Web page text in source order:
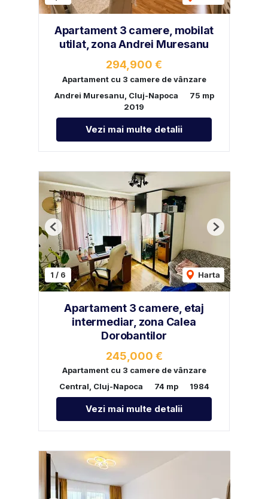
Apartament 3 camere, mobilat
utilat, zona Andrei Muresanu
294,900 €
Apartament cu 3 camere de vânzare
Andrei Muresanu, Cluj-Napoca
75 mp
2019
Vezi mai multe detalii
1 / 6 Harta
Previous Next
Apartament 3 camere, etaj
intermediar, zona Calea
Dorobantilor
245,000 €
Apartament cu 3 camere de vânzare
Central, Cluj-Napoca
74 mp 1984
Vezi mai multe detalii